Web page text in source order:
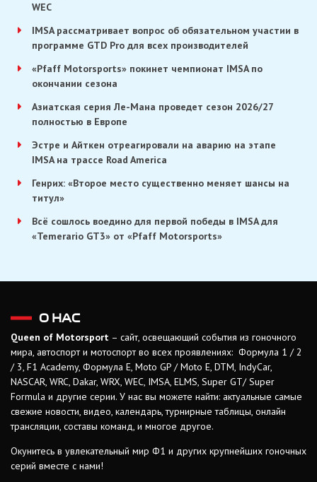
WEC
IMSA рассматривает вопрос об обязательном участии в
программе GTD Pro для всех производителей
«Pfaff Motorsports» покинет чемпионат IMSA по
окончании сезона
Азиатская серия Ле-Мана проведет сезон 2026/27
полностью в Европе
Эстре и Айткен отреагировали на аварию на этапе
IMSA на трассе Road America
Генрих: «Второе место существенно меняет шансы на
титул»
Всё сошлось воедино для первой победы в IMSA для
«Temerario GT3» от «Pfaff Motorsports»
О НАС
Queen of Motorsport – сайт, освещающий события из гоночного
мира, автоспорт и мотоспорт во всех проявлениях: Формула 1 / 2
/ 3, F1 Academy, Формула Е, Moto GP / Moto E, DTM, IndyCar,
NASCAR, WRC, Dakar, WRX, WEC, IMSA, ELMS, Super GT/ Super
Formula и другие серии. У нас вы можете найти: актуальные самые
свежие новости, видео, календарь, турнирные таблицы, онлайн
трансляции, составы команд, и многое другое.
Окунитесь в увлекательный мир Ф1 и других крупнейших гоночных
серий вместе с нами!